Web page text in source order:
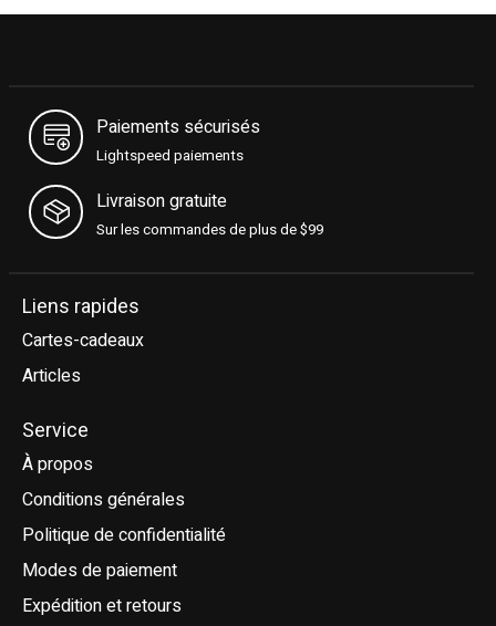
Paiements sécurisés
Lightspeed paiements
Livraison gratuite
Sur les commandes de plus de $99
Liens rapides
Cartes-cadeaux
Articles
Service
À propos
Conditions générales
Politique de confidentialité
Modes de paiement
Expédition et retours